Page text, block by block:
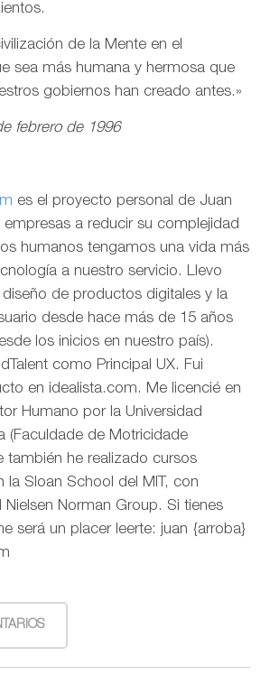
de la Mente en el
sea más humana y hermosa que
gobiernos han creado antes.»
febrero de 1996
es el proyecto personal de Juan
empresas a reducir su complejidad
humanos tengamos una vida más
a nuestro servicio. Llevo
de productos digitales y la
desde hace más de 15 años
los inicios en nuestro país).
como Principal UX. Fui
en idealista.com. Me licencié en
Humano por la Universidad
(Faculdade de Motricidade
también he realizado cursos
la Sloan School del MIT, con
Nielsen Norman Group. Si tienes
será un placer leerte: juan {arroba}